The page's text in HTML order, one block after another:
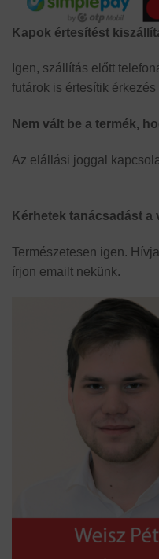
Kapok értesítést
Igen, szállítás előtt
futárok is értesítik
Nem vált be a termék,
Az elállási joggal
Kérhetek tanácsadást a
Természetesen igen.
írjon emailt nekünk.